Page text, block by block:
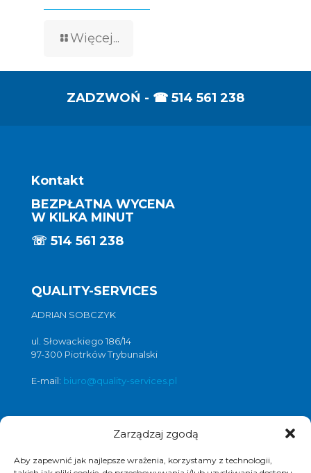
Zarządzaj zgodą
Aby zapewnić jak najlepsze wrażenia, korzystamy z technologii,
Więcej...
ZADZWOŃ - ☎ 514 561 238
Kontakt
BEZPŁATNA WYCENA
W KILKA MINUT
☏ 514 561 238
QUALITY-SERVICES
ADRIAN SOBCZYK
ul. Słowackiego 186/14
97-300 Piotrków Trybunalski
E-mail: biuro@quality-services.pl
Oferta usług czyszczenia posadzek i